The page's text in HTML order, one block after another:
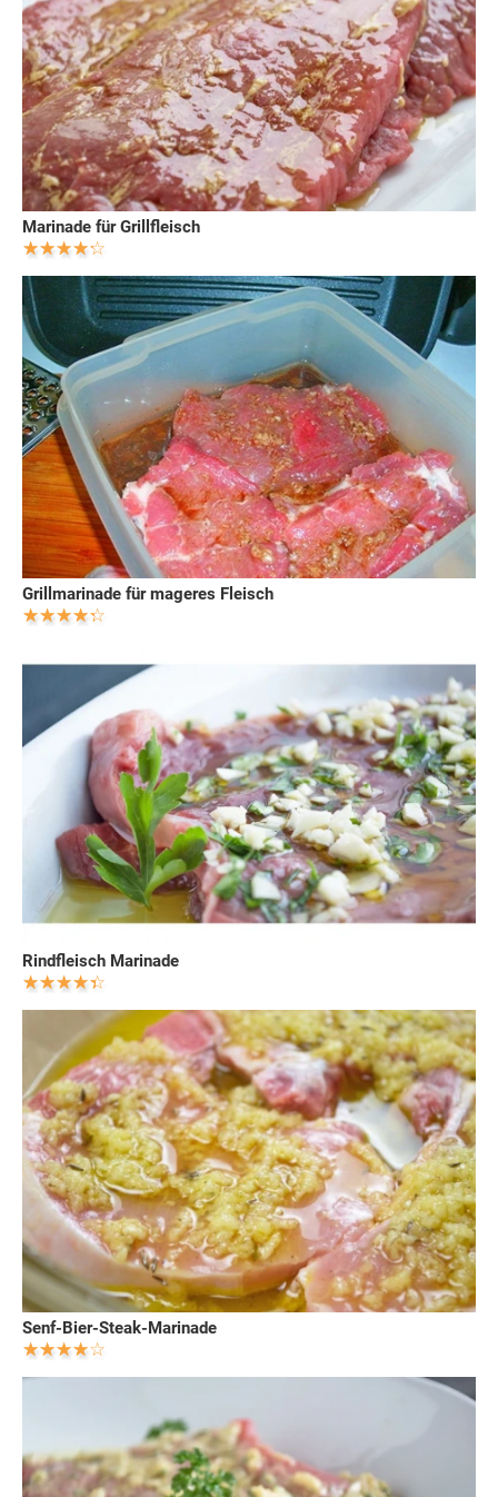
Marinade für Grillfleisch
Grillmarinade für mageres Fleisch
Rindfleisch Marinade
Senf-Bier-Steak-Marinade